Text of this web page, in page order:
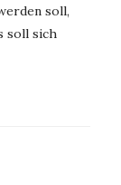
soll,
soll sich